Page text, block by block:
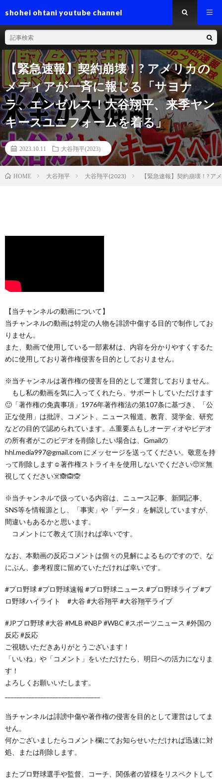
shohei ohtani youtube channel
【緊急速報】契約崩壊！? アメリカの
メディアが一斉に報じる「サヨナ
ラ、エンゼルス！大谷翔平、来季ヤン
キースユニフォームを着る」
2023.10.11 大谷翔平(2023)
HOME 大谷翔平 大谷翔平(2023) 【緊急速報】契約崩壊！?
【当チャンネルの動画について】
当チャンネルの動画は特定の人物を誹謗中傷する目的で制作してお
りません。
また、動画で使用している一部素材は、内容を分かりやすくするた
めに使用しており著作権侵害を目的としておりません。
※当チャンネルは著作権の侵害を目的として運営しておりません。
もし私の動画を気に入ってくれたら、サポートしていただけます
🙂「著作権の免責事項」1976年著作権法の第107条に基づき、「公
正な使用」は批評、コメント、ニュース報道、教育、奨学金、研究
などの目的で認められています。⚠️重要⚠️もしオーディオやビデオ
の所有者がこのビデオを削除したい場合は、Gmailの
hhl.media997@gmail.com にメッセージを送ってください。敬意を持
って削除します☺️著作権ストライキを使用しないでください🥺☠️無
視してください☠️🙈🙉🙊
※当チャンネルで扱っている内容は、ニュース記事、新聞記事、
SNS等を情報源とし、「事実」や「データ」を解説していますが、
間違いもあるかと思います。
コメントにて教えて頂ければ幸いです。
なお、本動画の反応コメントは個々の見解によるものですので、な
にぶん、参考程度に留めていただければ幸いです。
#プロ野球 #プロ野球速報 #プロ野球ニュース #プロ野球ライブ #プ
ロ野球ハイライト #大谷 #大谷翔平 #大谷翔平ライブ
#JPプロ野球 #大谷 #MLB #NBP #WBC #スポーツニュース #外国の
反応 #反応
ご視聴いただきありがとうございます！
「いいね」や「コメント」をいただけたら、明日への活力になりま
す！
よろしくお願いいたします。
当チャンネルは誹謗中傷や著作権の侵害を目的として運営はしてま
せん。
何かございましたらコメント欄にてお知らせいただければ迅速に対
処、または削除します。
またプロ野球選手や監督、コーチ、関係者の皆様をリスペクトして